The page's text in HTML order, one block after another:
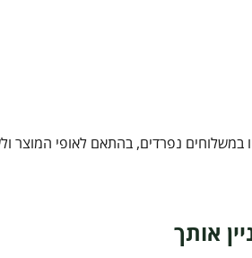
נפרדים, בהתאם לאופי המוצר
אותך